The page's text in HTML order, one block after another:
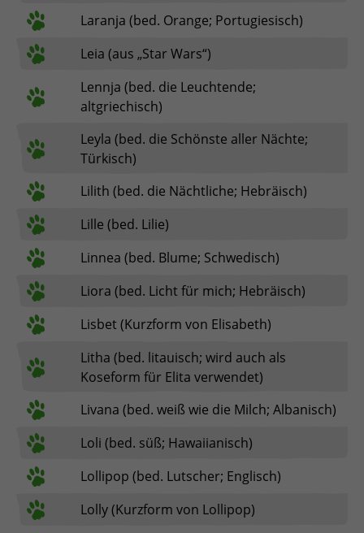
Laranja (bed. Orange; Portugiesisch)
Leia (aus „Star Wars“)
Lennja (bed. die Leuchtende;
altgriechisch)
Leyla (bed. die Schönste aller Nächte;
Türkisch)
Lilith (bed. die Nächtliche; Hebräisch)
Lille (bed. Lilie)
Linnea (bed. Blume; Schwedisch)
Liora (bed. Licht für mich; Hebräisch)
Lisbet (Kurzform von Elisabeth)
Litha (bed. litauisch; wird auch als
Koseform für Elita verwendet)
Livana (bed. weiß wie die Milch; Albanisch)
Loli (bed. süß; Hawaiianisch)
Lollipop (bed. Lutscher; Englisch)
Lolly (Kurzform von Lollipop)